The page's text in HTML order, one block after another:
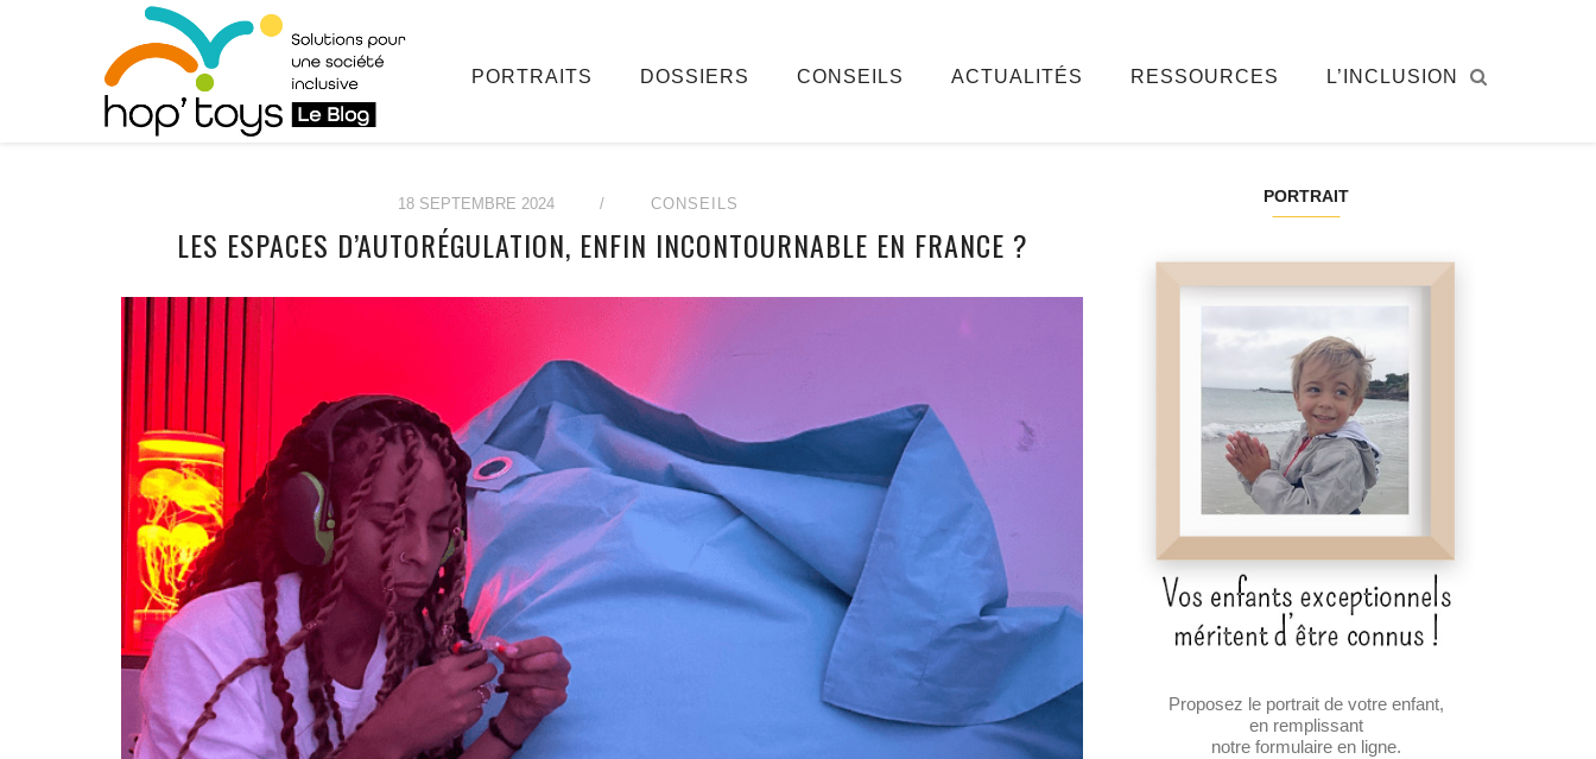
PORTRAITS DOSSIERS CONSEILS ACTUALITÉS RESSOURCES L’INCLUSION
18 SEPTEMBRE 2024 / CONSEILS
LES ESPACES D’AUTORÉGULATION, ENFIN INCONTOURNABLE EN FRANCE ?
PORTRAIT
Proposez le portrait de votre enfant,
en remplissant
notre formulaire en ligne.